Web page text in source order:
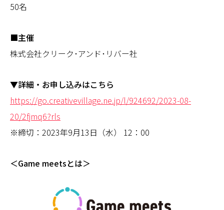
50名
■主催
株式会社クリーク･アンド･リバー社
▼詳細・お申し込みはこちら
https://go.creativevillage.ne.jp/l/924692/2023-08-
20/2fjmq6?rls
※締切：2023年9月13日（水） 12：00
＜Game meetsとは＞